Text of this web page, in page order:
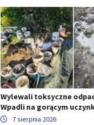
Wylewali toksyczne
Wpadli na gorącym
7 sierpnia 2026